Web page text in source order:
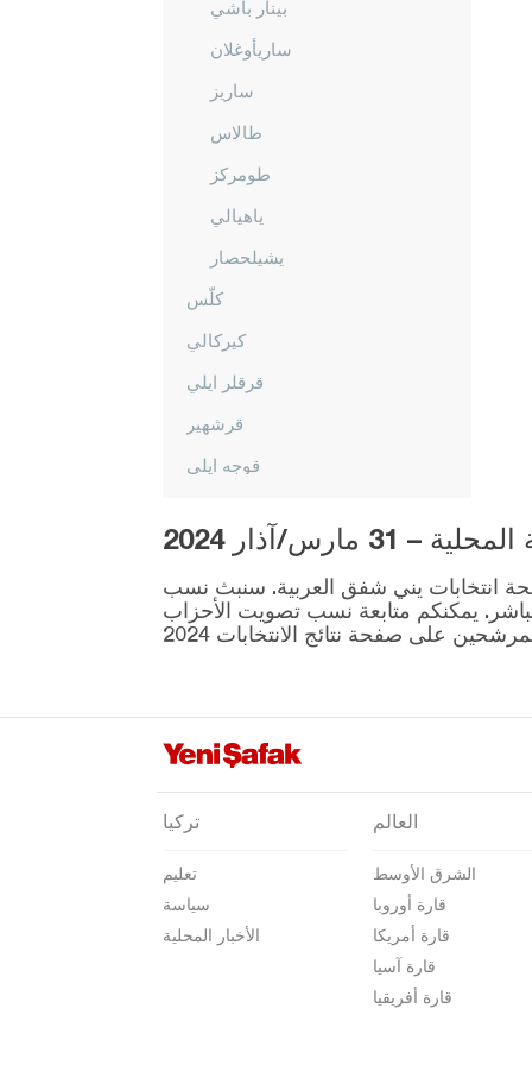
بينار باشي
ساريأوغلان
ساريز
طالاس
طومركز
ياهيالي
يشيلحصار
كلّس
كيركالي
قرقلر ايلي
قرشهير
قوجه ايلي
كوتاهيا
مالاطيا
مانيسا
مرسين
موغلا
موش
نيفشهير
نيغدا
مارس/آذار 2024
المقرر إجراؤها في 31 مارس موجودة على صفحة انتخابات يني شفق العربية. سنبث نسب
ونتائج الانتخابات بشكل مباشر. يمكنكم متابعة نسب تصويت الأحزاب
تركيا
تعليم
سياسة
الأخبار المحلية
العالم
الشرق الأوسط
قارة أوروبا
قارة أمريكا
قارة آسيا
قارة أفريقيا